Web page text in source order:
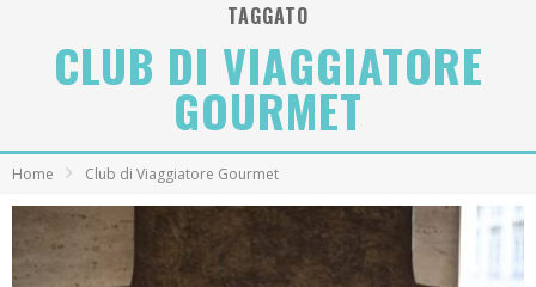
SEE YOU AT 5 | Chanel
TAGGATO
CLUB DI VIAGGIATORE
GOURMET
Home Club di Viaggiatore Gourmet